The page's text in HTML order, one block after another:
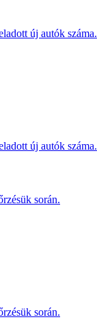
új autók száma.
új autók száma.
során.
során.